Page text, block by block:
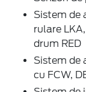
Sistem de
rulare
drum RED
Sistem de
cu FCW,